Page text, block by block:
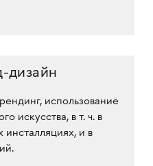
дизайн
использование
искусства, в т. ч. в
и в